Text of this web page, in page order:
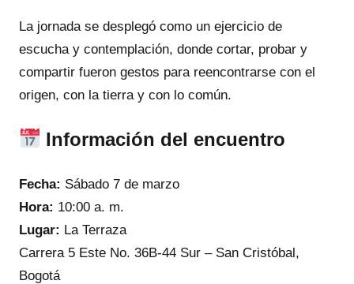
La jornada se desplegó como un ejercicio de
escucha y contemplación, donde cortar, probar y
compartir fueron gestos para reencontrarse con el
origen, con la tierra y con lo común.
Información del encuentro
Fecha: Sábado 7 de marzo
Hora: 10:00 a. m.
Lugar: La Terraza
Carrera 5 Este No. 36B-44 Sur – San Cristóbal,
Bogotá